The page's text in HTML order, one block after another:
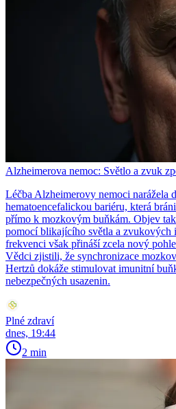
Alzheimerova nemoc: Světlo a zvuk
Léčba Alzheimerovy nemoci narážela
hematoencefalickou bariéru, která
přímo k mozkovým buňkám. Objev
pomocí blikajícího světla a zvukových
frekvenci však přináší zcela nový
Vědci zjistili, že synchronizace
Hertzů dokáže stimulovat imunitní
nebezpečných usazenin.
Plné zdraví
dnes, 19:44
2 min